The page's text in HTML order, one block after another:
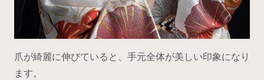
爪が綺麗に伸びていると、手元全体が美しい印象になり
ます。